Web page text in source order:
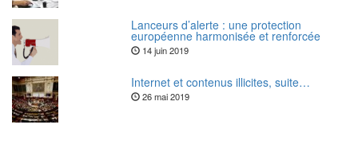
Lanceurs d’alerte : une protection
européenne harmonisée et renforcée
14 juin 2019
Internet et contenus illicites, suite…
26 mai 2019